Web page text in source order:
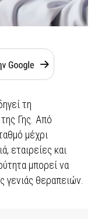
τη
Γης. Από
μέχρι
εταιρείες και
μπορεί να
γενιάς θεραπειών.